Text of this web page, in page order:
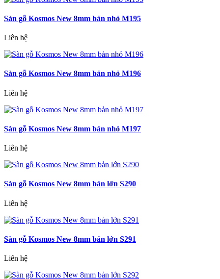
Sàn gỗ Kosmos New 8mm bản nhỏ M195
Liên hệ
Sàn gỗ Kosmos New 8mm bản nhỏ M196
Liên hệ
Sàn gỗ Kosmos New 8mm bản nhỏ M197
Liên hệ
Sàn gỗ Kosmos New 8mm bản lớn S290
Liên hệ
Sàn gỗ Kosmos New 8mm bản lớn S291
Liên hệ